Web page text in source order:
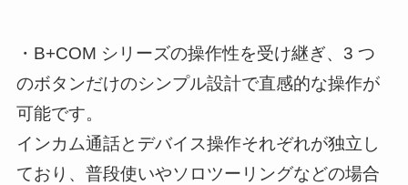
・B+COM シリーズの操作性を受け継ぎ、3 つ
のボタンだけのシンプル設計で直感的な操作が
可能です。
インカム通話とデバイス操作それぞれが独立し
ており、普段使いやソロツーリングなどの場合